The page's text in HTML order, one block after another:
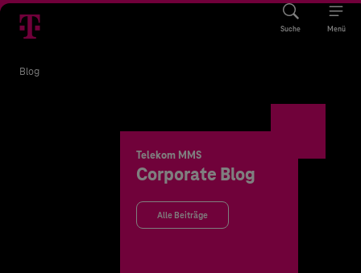
Suche Menü
Blog
Telekom MMS
Corporate Blog
Alle Beiträge